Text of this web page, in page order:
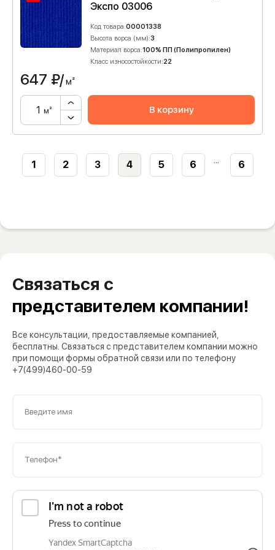
Экспо 03006
Код товара:00001338
Высота ворса (мм):3
Материал ворса:100% ПП (Полипропилен)
Класс износостойкости:22
647 ₽/м²
м² В корзину
1 2 3 4 5 6 ... 6
Связаться с
представителем компании!
Все консультации, предоставляемые компанией,
бесплатны. Связаться с представителем компании можно
при помощи формы обратной связи или по телефону
+7(499)460-00-59
Введите имя
Телефон*